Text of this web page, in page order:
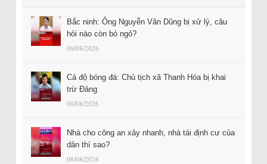
Bắc ninh: Ông Nguyễn Văn Dũng bị xử lý, câu
hỏi nào còn bỏ ngỏ?
08/08/2026
Cá độ bóng đá: Chủ tịch xã Thanh Hóa bị khai
trừ Đảng
08/08/2026
Nhà cho công an xây nhanh, nhà tái định cư của
dân thì sao?
08/08/2026